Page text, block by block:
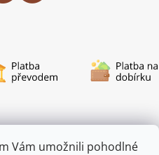
Vám umožnili pohodlné